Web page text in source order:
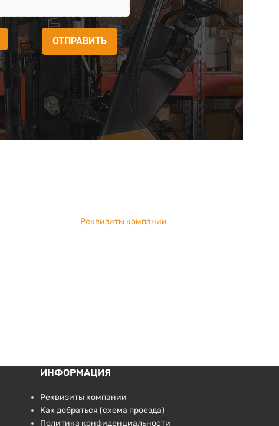
ОТПРАВИТЬ
Реквизиты компании
ИНФОРМАЦИЯ
Реквизиты компании
Как добраться (схема проезда)
Политика конфиденциальности